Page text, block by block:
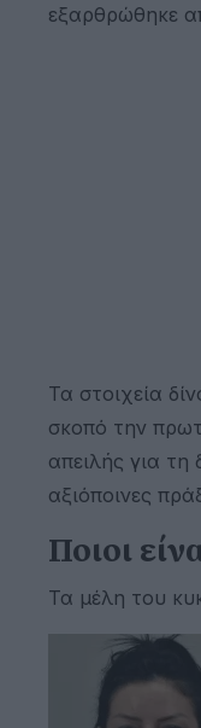
εξαρθρώθηκε
Τα στοιχεία
σκοπό την
απειλής για
αξιόποινες
Ποιοι
Τα μέλη του